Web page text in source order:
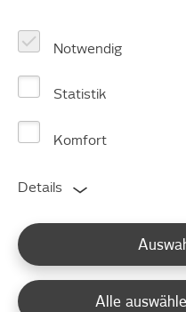
keine
Bitte führen Sie den
zu tun ist.
Verteilungsnetz
an.
Notwendig
Statistik
Komfort
Details
Alle